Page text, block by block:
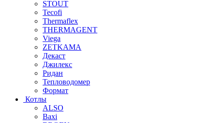
STOUT
Tecofi
Thermaflex
THERMAGENT
Viega
ZETKAMA
Декаст
Джилекс
Ридан
Тепловодомер
Формат
Котлы
ALSO
Baxi